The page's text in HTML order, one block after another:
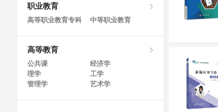
职业教育
高等职业教育专科 中等职业教育
高等教育
公共课
经济学
理学
工学
管理学
艺术学